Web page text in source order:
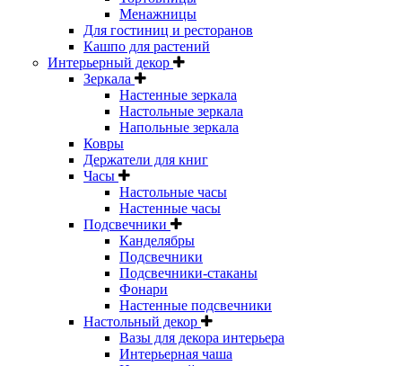
Менажницы
Для гостиниц и ресторанов
Кашпо для растений
Интерьерный декор
Зеркала
Настенные зеркала
Настольные зеркала
Напольные зеркала
Ковры
Держатели для книг
Часы
Настольные часы
Настенные часы
Подсвечники
Канделябры
Подсвечники
Подсвечники-стаканы
Фонари
Настенные подсвечники
Настольный декор
Вазы для декора интерьера
Интерьерная чаша